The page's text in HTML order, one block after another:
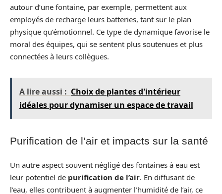
autour d’une fontaine, par exemple, permettent aux
employés de recharge leurs batteries, tant sur le plan
physique qu’émotionnel. Ce type de dynamique favorise le
moral des équipes, qui se sentent plus soutenues et plus
connectées à leurs collègues.
A lire aussi : Choix de plantes d'intérieur
idéales pour dynamiser un espace de travail
Purification de l’air et impacts sur la santé
Un autre aspect souvent négligé des fontaines à eau est
leur potentiel de purification de l’air. En diffusant de
l’eau, elles contribuent à augmenter l’humidité de l’air, ce